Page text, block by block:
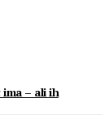
– ali ih